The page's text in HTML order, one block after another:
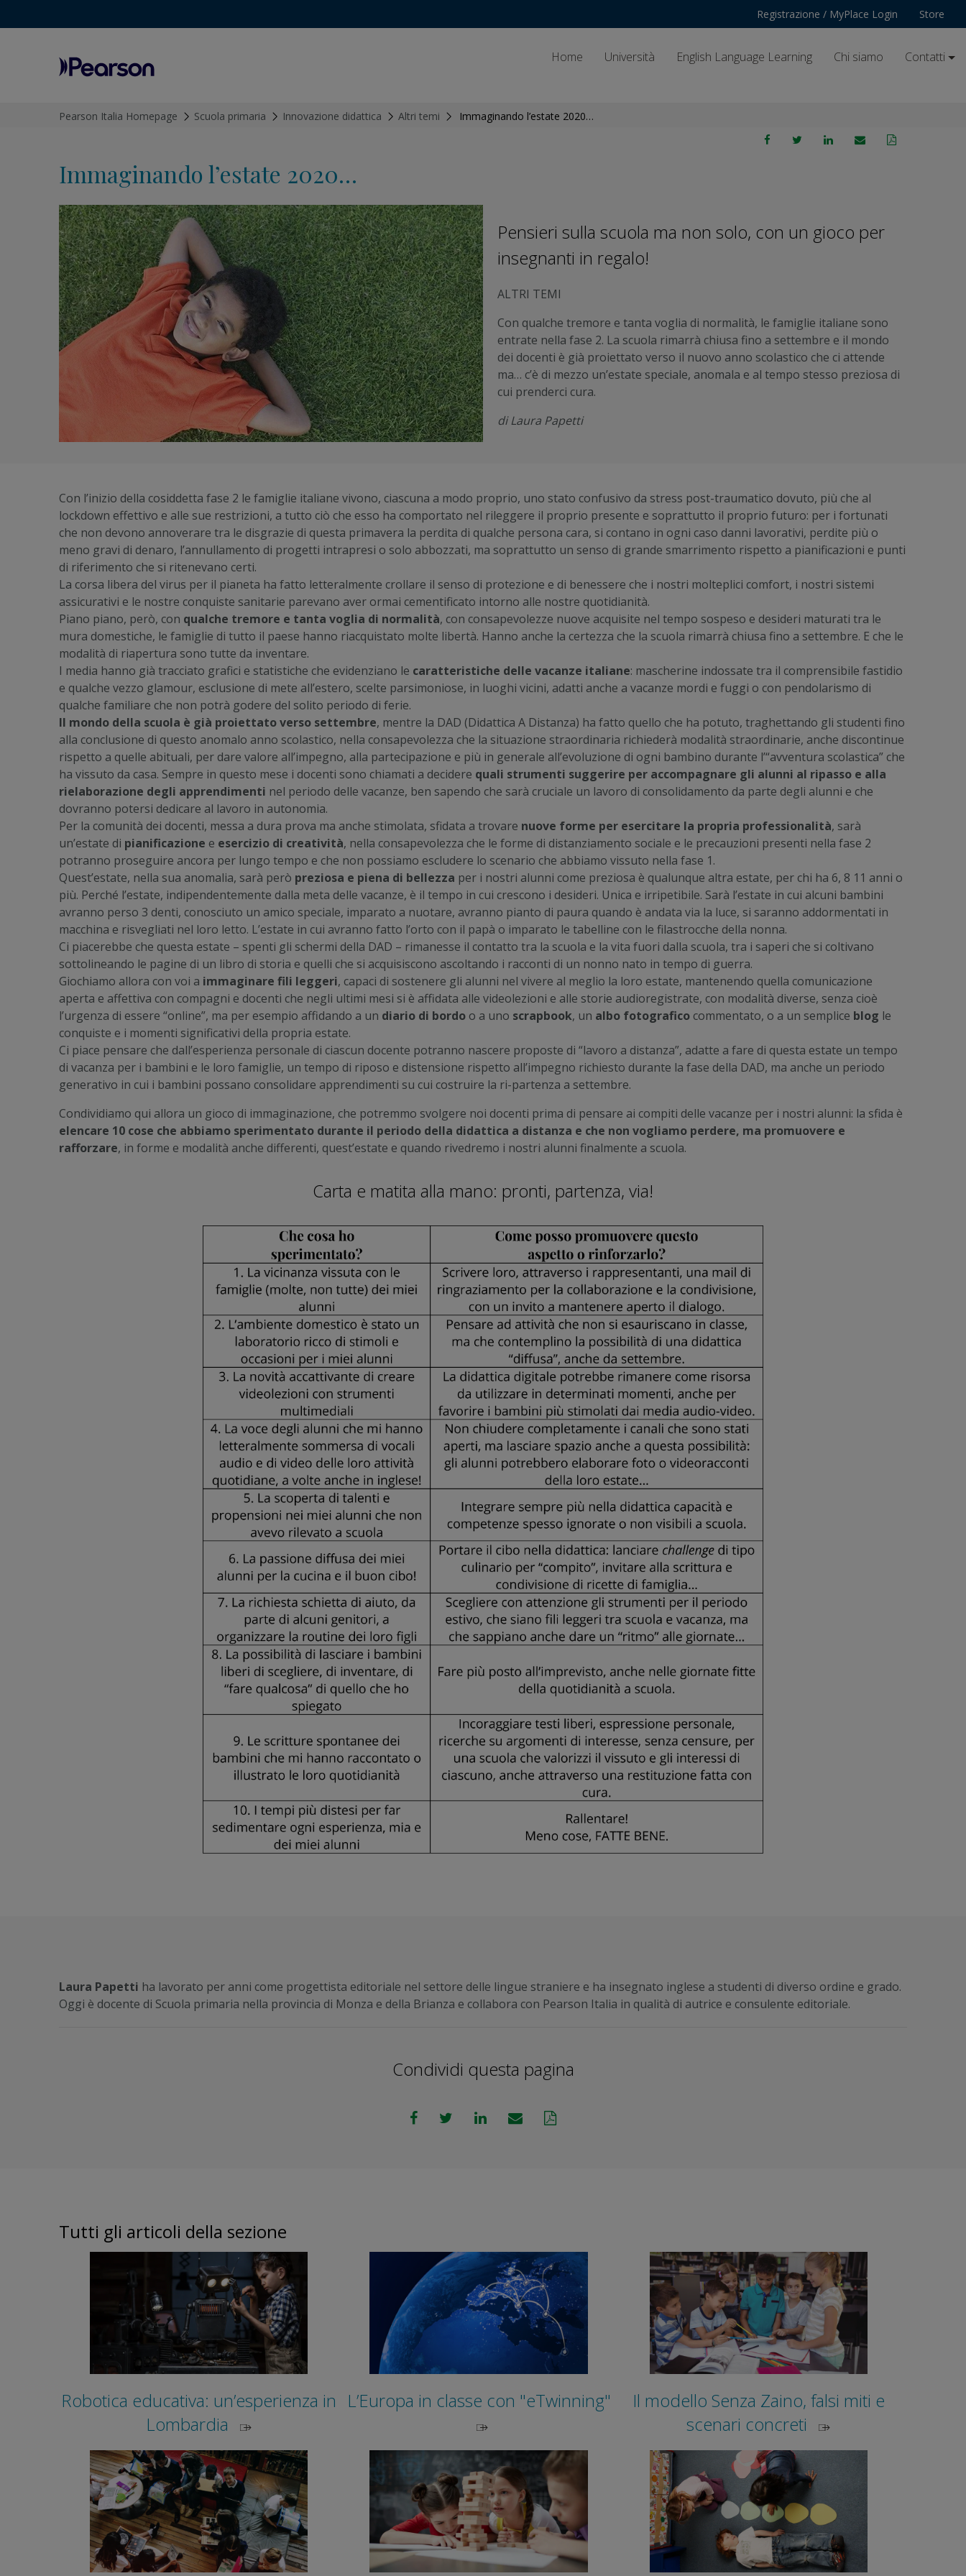
Registrazione / MyPlace Login Store
Menu
Home Università English Language Learning Chi siamo Contatti
Pearson Italia Homepage > Scuola primaria > Innovazione didattica > Altri temi > Immaginando l’estate 2020…
Immaginando l’estate 2020…
Pensieri sulla scuola ma non solo, con un gioco per
insegnanti in regalo!
ALTRI TEMI
Con qualche tremore e tanta voglia di normalità, le famiglie italiane sono
entrate nella fase 2. La scuola rimarrà chiusa fino a settembre e il mondo
dei docenti è già proiettato verso il nuovo anno scolastico che ci attende
ma… c’è di mezzo un’estate speciale, anomala e al tempo stesso preziosa di
cui prenderci cura.
di Laura Papetti
Con l’inizio della cosiddetta fase 2 le famiglie italiane vivono, ciascuna a modo proprio, uno stato confusivo da stress post-traumatico dovuto, più che al
lockdown effettivo e alle sue restrizioni, a tutto ciò che esso ha comportato nel rileggere il proprio presente e soprattutto il proprio futuro: per i fortunati
che non devono annoverare tra le disgrazie di questa primavera la perdita di qualche persona cara, si contano in ogni caso danni lavorativi, perdite più o
meno gravi di denaro, l’annullamento di progetti intrapresi o solo abbozzati, ma soprattutto un senso di grande smarrimento rispetto a pianificazioni e punti
di riferimento che si ritenevano certi.
La corsa libera del virus per il pianeta ha fatto letteralmente crollare il senso di protezione e di benessere che i nostri molteplici comfort, i nostri sistemi
assicurativi e le nostre conquiste sanitarie parevano aver ormai cementificato intorno alle nostre quotidianità.
Piano piano, però, con qualche tremore e tanta voglia di normalità, con consapevolezze nuove acquisite nel tempo sospeso e desideri maturati tra le
mura domestiche, le famiglie di tutto il paese hanno riacquistato molte libertà. Hanno anche la certezza che la scuola rimarrà chiusa fino a settembre. E che le
modalità di riapertura sono tutte da inventare.
I media hanno già tracciato grafici e statistiche che evidenziano le caratteristiche delle vacanze italiane: mascherine indossate tra il comprensibile fastidio
e qualche vezzo glamour, esclusione di mete all’estero, scelte parsimoniose, in luoghi vicini, adatti anche a vacanze mordi e fuggi o con pendolarismo di
qualche familiare che non potrà godere del solito periodo di ferie.
Il mondo della scuola è già proiettato verso settembre, mentre la DAD (Didattica A Distanza) ha fatto quello che ha potuto, traghettando gli studenti fino
alla conclusione di questo anomalo anno scolastico, nella consapevolezza che la situazione straordinaria richiederà modalità straordinarie, anche discontinue
rispetto a quelle abituali, per dare valore all’impegno, alla partecipazione e più in generale all’evoluzione di ogni bambino durante l’“avventura scolastica” che
ha vissuto da casa. Sempre in questo mese i docenti sono chiamati a decidere quali strumenti suggerire per accompagnare gli alunni al ripasso e alla
rielaborazione degli apprendimenti nel periodo delle vacanze, ben sapendo che sarà cruciale un lavoro di consolidamento da parte degli alunni e che
dovranno potersi dedicare al lavoro in autonomia.
Per la comunità dei docenti, messa a dura prova ma anche stimolata, sfidata a trovare nuove forme per esercitare la propria professionalità, sarà
un’estate di pianificazione e esercizio di creatività, nella consapevolezza che le forme di distanziamento sociale e le precauzioni presenti nella fase 2
potranno proseguire ancora per lungo tempo e che non possiamo escludere lo scenario che abbiamo vissuto nella fase 1.
Quest’estate, nella sua anomalia, sarà però preziosa e piena di bellezza per i nostri alunni come preziosa è qualunque altra estate, per chi ha 6, 8 11 anni o
più. Perché l’estate, indipendentemente dalla meta delle vacanze, è il tempo in cui crescono i desideri. Unica e irripetibile. Sarà l’estate in cui alcuni bambini
avranno perso 3 denti, conosciuto un amico speciale, imparato a nuotare, avranno pianto di paura quando è andata via la luce, si saranno addormentati in
macchina e risvegliati nel loro letto. L’estate in cui avranno fatto l’orto con il papà o imparato le tabelline con le filastrocche della nonna.
Ci piacerebbe che questa estate – spenti gli schermi della DAD – rimanesse il contatto tra la scuola e la vita fuori dalla scuola, tra i saperi che si coltivano
sottolineando le pagine di un libro di storia e quelli che si acquisiscono ascoltando i racconti di un nonno nato in tempo di guerra.
Giochiamo allora con voi a immaginare fili leggeri, capaci di sostenere gli alunni nel vivere al meglio la loro estate, mantenendo quella comunicazione
aperta e affettiva con compagni e docenti che negli ultimi mesi si è affidata alle videolezioni e alle storie audioregistrate, con modalità diverse, senza cioè
l’urgenza di essere “online”, ma per esempio affidando a un diario di bordo o a uno scrapbook, un albo fotografico commentato, o a un semplice blog le
conquiste e i momenti significativi della propria estate.
Ci piace pensare che dall’esperienza personale di ciascun docente potranno nascere proposte di “lavoro a distanza”, adatte a fare di questa estate un tempo
di vacanza per i bambini e le loro famiglie, un tempo di riposo e distensione rispetto all’impegno richiesto durante la fase della DAD, ma anche un periodo
generativo in cui i bambini possano consolidare apprendimenti su cui costruire la ri-partenza a settembre.
Condividiamo qui allora un gioco di immaginazione, che potremmo svolgere noi docenti prima di pensare ai compiti delle vacanze per i nostri alunni: la sfida è
elencare 10 cose che abbiamo sperimentato durante il periodo della didattica a distanza e che non vogliamo perdere, ma promuovere e
rafforzare, in forme e modalità anche differenti, quest’estate e quando rivedremo i nostri alunni finalmente a scuola.
Carta e matita alla mano: pronti, partenza, via!
Laura Papetti ha lavorato per anni come progettista editoriale nel settore delle lingue straniere e ha insegnato inglese a studenti di diverso ordine e grado.
Oggi è docente di Scuola primaria nella provincia di Monza e della Brianza e collabora con Pearson Italia in qualità di autrice e consulente editoriale.
Condividi questa pagina
Tutti gli articoli della sezione
Robotica educativa: un’esperienza in
Lombardia
L’Europa in classe con "eTwinning"
Il modello Senza Zaino, falsi miti e
scenari concreti